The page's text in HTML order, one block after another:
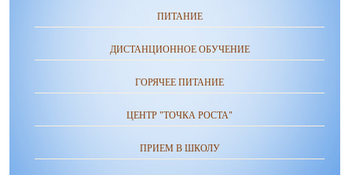
ПИТАНИЕ
ДИСТАНЦИОННОЕ ОБУЧЕНИЕ
ГОРЯЧЕЕ ПИТАНИЕ
ЦЕНТР "ТОЧКА РОСТА"
ПРИЕМ В ШКОЛУ